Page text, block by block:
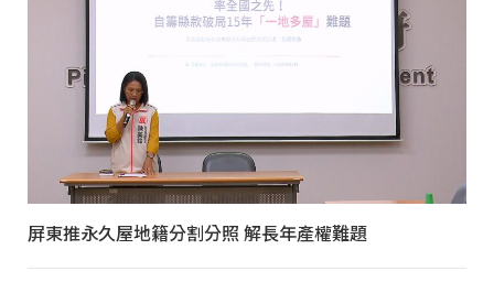
屏東推永久屋地籍分割分照 解長年產權難題